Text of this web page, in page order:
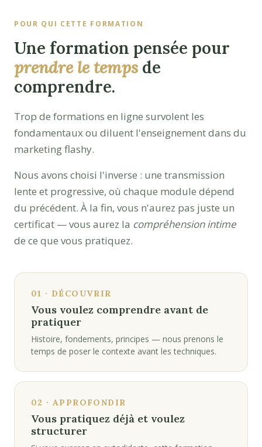
POUR QUI CETTE FORMATION
Une formation pensée pour
prendre le temps de
comprendre.
Trop de formations en ligne survolent les
fondamentaux ou diluent l'enseignement dans du
marketing flashy.
Nous avons choisi l'inverse : une transmission
lente et progressive, où chaque module dépend
du précédent. À la fin, vous n'aurez pas juste un
certificat — vous aurez la compréhension intime
de ce que vous pratiquez.
01 · DÉCOUVRIR
Vous voulez comprendre avant de
pratiquer
Histoire, fondements, principes — nous prenons le
temps de poser le contexte avant les techniques.
02 · APPROFONDIR
Vous pratiquez déjà et voulez
structurer